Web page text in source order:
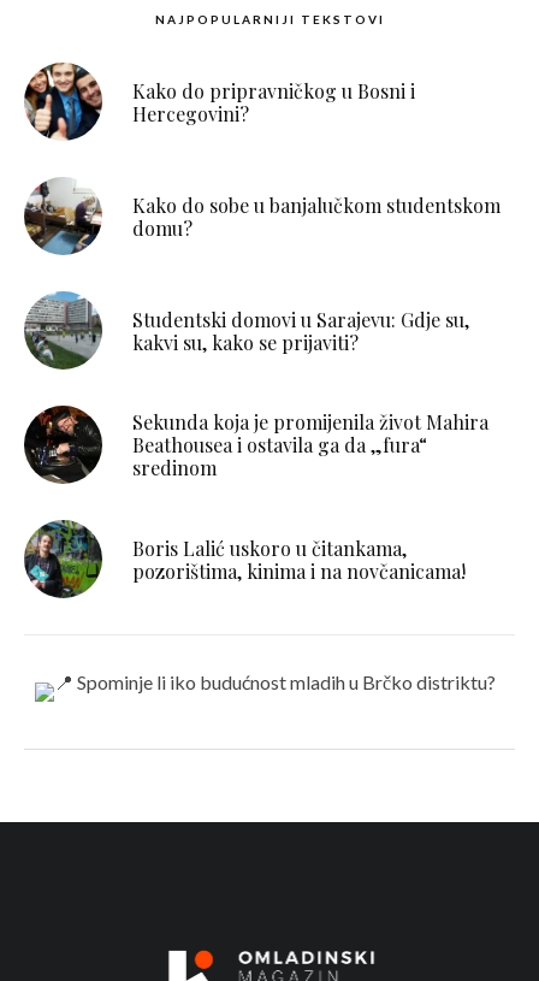
NAJPOPULARNIJI TEKSTOVI
Kako do pripravničkog u Bosni i
Hercegovini?
Kako do sobe u banjalučkom studentskom
domu?
Studentski domovi u Sarajevu: Gdje su,
kakvi su, kako se prijaviti?
Sekunda koja je promijenila život Mahira
Beathousea i ostavila ga da „fura“
sredinom
Boris Lalić uskoro u čitankama,
pozorištima, kinima i na novčanicama!